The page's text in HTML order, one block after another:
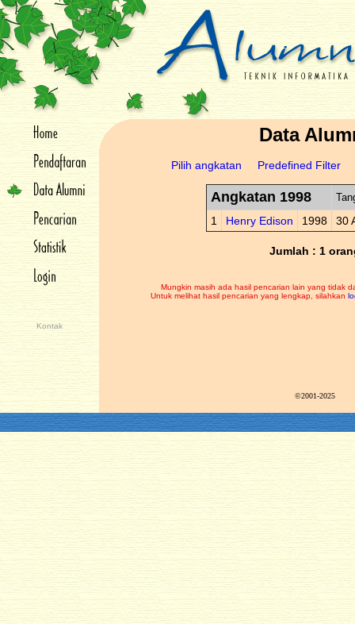
Kontak
Data
Pilih angkatan Predefined Filter
Angkatan 1998
1 Henry Edison 1998 30
Jumlah : 1
Mungkin masih ada hasil pencarian lain yang tidak
Untuk melihat hasil pencarian yang lengkap, silahkan
©2001-2025